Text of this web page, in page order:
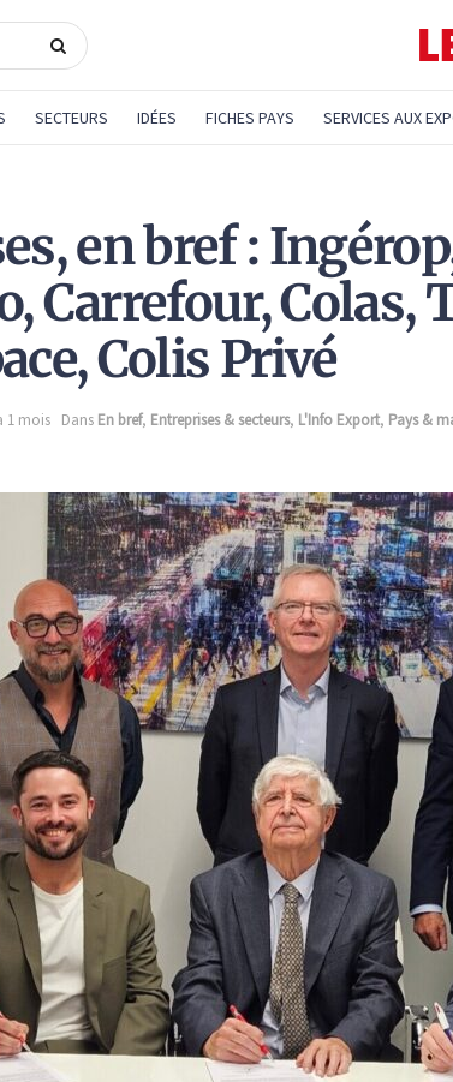
SECTEURS IDÉES FICHES PAYS SERVICES AUX
en bref :
Carrefour, Colas,
Colis Privé
1 mois Dans En bref, Entreprises & secteurs, L'Info Export, Pays &